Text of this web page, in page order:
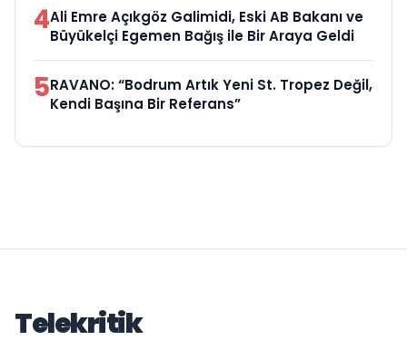
4Ali Emre Açıkgöz Galimidi, Eski AB Bakanı ve
Büyükelçi Egemen Bağış ile Bir Araya Geldi
5RAVANO: “Bodrum Artık Yeni St. Tropez Değil,
Kendi Başına Bir Referans”
Telekritik